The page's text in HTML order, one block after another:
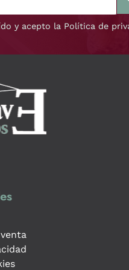
y acepto la Política de